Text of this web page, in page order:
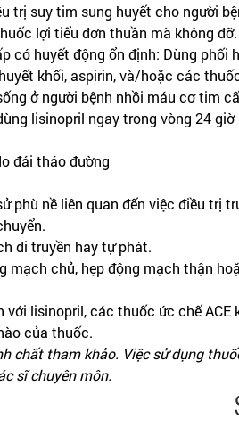
trị suy tim sung huyết cho người
lợi tiểu đơn thuần mà không đỡ.
có huyết động ổn định: Dùng phối
khối, aspirin, và/hoặc các
ở người bệnh nhồi máu cơ tim
lisinopril ngay trong vòng 24
đái tháo đường
phù nề liên quan đến việc điều trị
di truyền hay tự phát.
mạch chủ, hẹp động mạch thận
với lisinopril, các thuốc ức chế ACE
của thuốc.
chất tham khảo. Việc sử dụng
sĩ chuyên môn.